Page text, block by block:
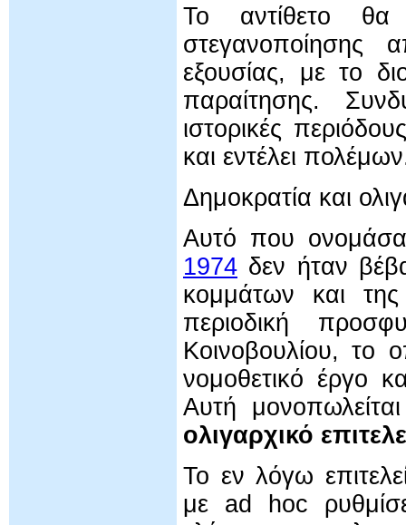
Το αντίθετο θα
στεγανοποίησης
εξουσίας, με το
παραίτησης.
ιστορικές
και εντέλει
Δημοκρατία και
Αυτό που
1974 δεν ήταν
κομμάτων και
περιοδική
Κοινοβουλίου, το
νομοθετικό έργο
Αυτή
ολιγαρχικό
Το εν λόγω
με ad hoc